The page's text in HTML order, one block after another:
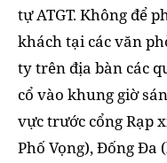
tự ATGT. Không để
khách tại các văn
ty trên địa bàn các
cổ vào khung giờ
vực trước cổng Rạp
Phố Vọng), Đống